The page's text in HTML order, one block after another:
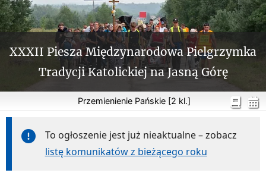
XXXII Piesza Międzynarodowa Pielgrzymka
Tradycji Katolickiej na Jasną Górę
Przemienienie Pańskie [2 kl.]
To ogłoszenie jest już nieaktualne – zobacz
listę komunikatów z bieżącego roku